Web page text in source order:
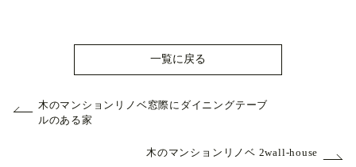
一覧に戻る
木のマンションリノベ窓際にダイニングテーブ
ルのある家
木のマンションリノベ 2wall-house